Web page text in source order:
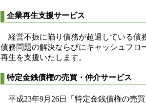
企業再生支援サービス
経営不振に陥り債務が超過している債
債務問題の解決ならびにキャッシュフロ
再生を支援いたします。
特定金銭債権の売買・仲介サービス
平成23年9月26日「特定金銭債権の売